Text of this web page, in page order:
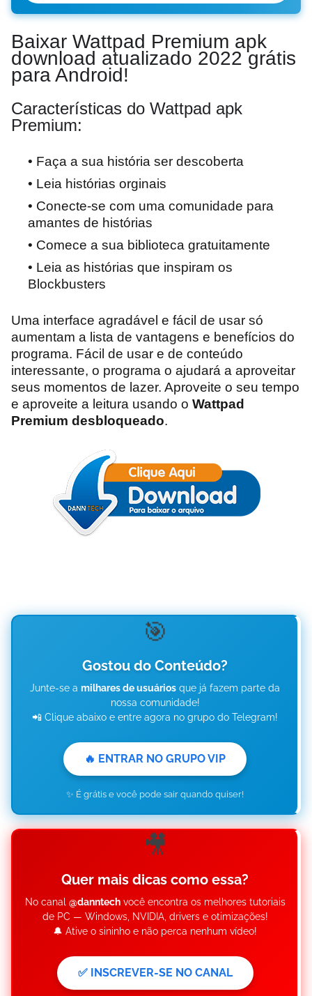
Baixar Wattpad Premium apk
download atualizado 2022 grátis
para Android!
Características do Wattpad apk
Premium:
Faça a sua história ser descoberta
Leia histórias orginais
Conecte-se com uma comunidade para
amantes de histórias
Comece a sua biblioteca gratuitamente
Leia as histórias que inspiram os
Blockbusters
Uma interface agradável e fácil de usar só
aumentam a lista de vantagens e benefícios do
programa. Fácil de usar e de conteúdo
interessante, o programa o ajudará a aproveitar
seus momentos de lazer. Aproveite o seu tempo
e aproveite a leitura usando o Wattpad
Premium desbloqueado.
🎯
Gostou do Conteúdo?
Junte-se a milhares de usuários que já fazem parte da
nossa comunidade!
📲 Clique abaixo e entre agora no grupo do Telegram!
🔥 ENTRAR NO GRUPO VIP
✨ É grátis e você pode sair quando quiser!
🎥
Quer mais dicas como essa?
No canal @danntechvocê encontra os melhores tutoriais
de PC — Windows, NVIDIA, drivers e otimizações!
🔔 Ative o sininho e não perca nenhum vídeo!
✅ INSCREVER-SE NO CANAL